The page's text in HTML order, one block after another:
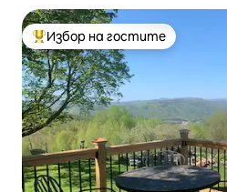
Най-популярен избор на
Избор на гостите